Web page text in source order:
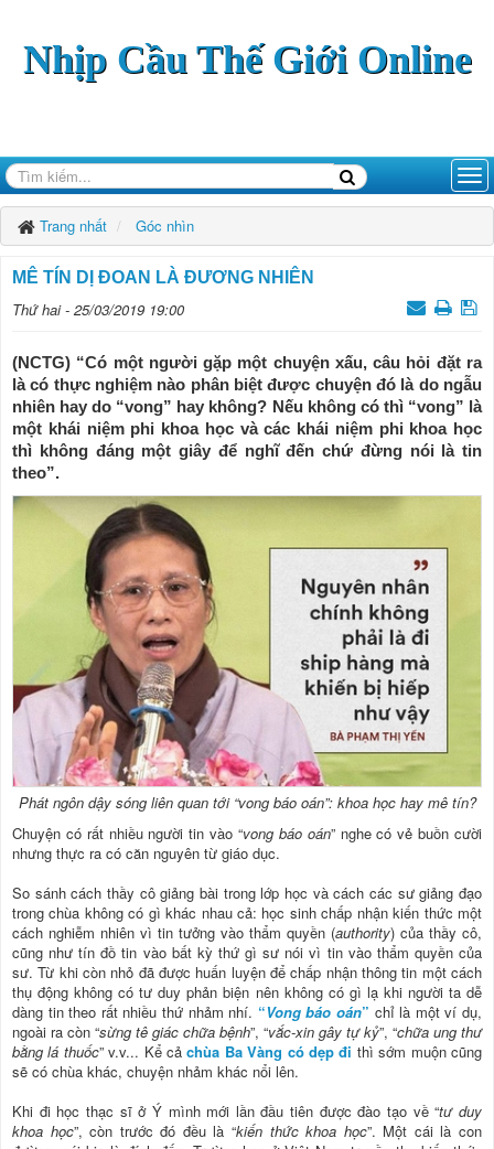
Nhịp Cầu Thế Giới Online
Trang nhất Góc nhìn
MÊ TÍN DỊ ĐOAN LÀ ĐƯƠNG NHIÊN
Thứ hai - 25/03/2019 19:00
(NCTG) “Có một người gặp một chuyện xấu, câu hỏi đặt ra
là có thực nghiệm nào phân biệt được chuyện đó là do ngẫu
nhiên hay do “vong” hay không? Nếu không có thì “vong” là
một khái niệm phi khoa học và các khái niệm phi khoa học
thì không đáng một giây để nghĩ đến chứ đừng nói là tin
theo”.
Phát ngôn dậy sóng liên quan tới “vong báo oán”: khoa học hay mê tín?
Chuyện có rất nhiều người tin vào “vong báo oán” nghe có vẻ buồn cười
nhưng thực ra có căn nguyên từ giáo dục.
So sánh cách thầy cô giảng bài trong lớp học và cách các sư giảng đạo
trong chùa không có gì khác nhau cả: học sinh chấp nhận kiến thức một
cách nghiễm nhiên vì tin tưởng vào thẩm quyền (authority) của thầy cô,
cũng như tín đồ tin vào bất kỳ thứ gì sư nói vì tin vào thẩm quyền của
sư. Từ khi còn nhỏ đã được huấn luyện để chấp nhận thông tin một cách
thụ động không có tư duy phản biện nên không có gì lạ khi người ta dễ
dàng tin theo rất nhiều thứ nhảm nhí. “Vong báo oán” chỉ là một ví dụ,
ngoài ra còn “sừng tê giác chữa bệnh”, “vắc-xin gây tự kỷ”, “chữa ung thư
bằng lá thuốc” v.v... Kể cảchùa Ba Vàng có dẹp đi thì sớm muộn cũng
sẽ có chùa khác, chuyện nhảm khác nổi lên.
Khi đi học thạc sĩ ở Ý mình mới lần đầu tiên được đào tạo về “tư duy
khoa học”, còn trước đó đều là “kiến thức khoa học”. Một cái là con